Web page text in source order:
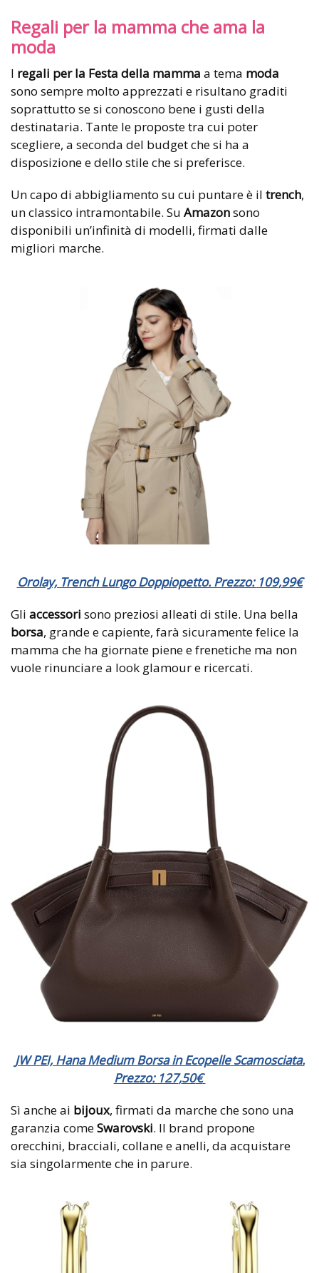
Regali per la mamma che ama la
moda
I regali per la Festa della mamma a tema moda
sono sempre molto apprezzati e risultano graditi
soprattutto se si conoscono bene i gusti della
destinataria. Tante le proposte tra cui poter
scegliere, a seconda del budget che si ha a
disposizione e dello stile che si preferisce.
Un capo di abbigliamento su cui puntare è il trench,
un classico intramontabile. Su Amazonsono
disponibili un’infinità di modelli, firmati dalle
migliori marche.
Orolay, Trench Lungo Doppiopetto. Prezzo: 109,99€
Gli accessori sono preziosi alleati di stile. Una bella
borsa, grande e capiente, farà sicuramente felice la
mamma che ha giornate piene e frenetiche ma non
vuole rinunciare a look glamour e ricercati.
JW PEI, Hana Medium Borsa in Ecopelle Scamosciata.
Prezzo: 127,50€
Sì anche ai bijoux, firmati da marche che sono una
garanzia comeSwarovski. Il brand propone
orecchini, bracciali, collane e anelli, da acquistare
sia singolarmente che in parure.